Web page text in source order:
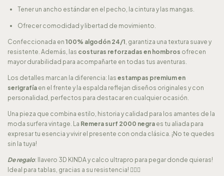
Tener un ancho estándar en el pecho, la cintura y las mangas.
Ofrecer comodidad y libertad de movimiento.
Confeccionada en 100% algodón 24/1 , garantiza una textura suave y
resistente. Además, las costuras reforzadas en hombros ofrecen
mayor durabilidad para acompañarte en todas tus aventuras.
Los detalles marcan la diferencia: las estampas premium en
serigrafía en el frente y la espalda reflejan diseños originales y con
personalidad, perfectos para destacar en cualquier ocasión.
Una pieza que combina estilo, historia y calidad para los amantes de la
moda surfera vintage. La Remera surf 2000 negra es tu aliada para
expresar tu esencia y vivir el presente con onda clásica. ¡No te quedes
sin la tuya!
De regalo: llavero 3D KINDA y calco ultrapro para pegar donde quieras!
Ideal para tablas, gracias a su resistencia! 🏄🏽‍♂️